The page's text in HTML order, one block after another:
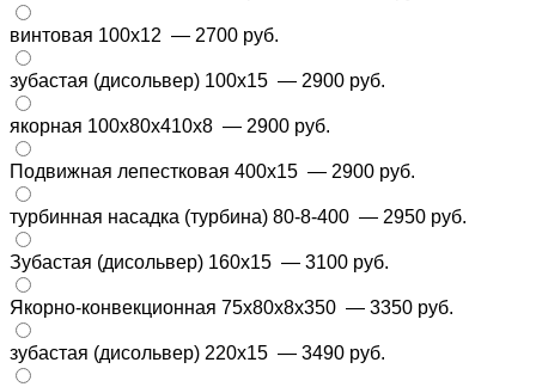
винтовая 100х12 — 2700 руб.
зубастая (дисольвер) 100х15 — 2900 руб.
якорная 100x80x410x8 — 2900 руб.
Подвижная лепестковая 400х15 — 2900 руб.
турбинная насадка (турбина) 80-8-400 — 2950 руб.
Зубастая (дисольвер) 160х15 — 3100 руб.
Якорно-конвекционная 75x80x8x350 — 3350 руб.
зубастая (дисольвер) 220х15 — 3490 руб.